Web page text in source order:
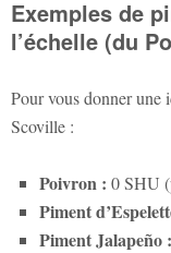
Exemples de
l’échelle (du
Pour vous donner une
Scoville :
Poivron : 0 SHU
Piment
Piment Jalapeño :